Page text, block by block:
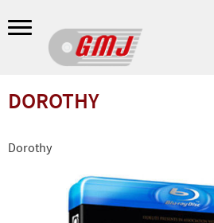
Meny
DOROTHY
Dorothy